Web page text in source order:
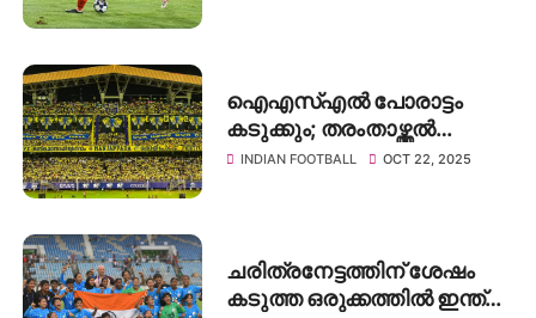
ഐഎസ്എൽ പോരാട്ടം
കടുക്കും; തരംതാഴ്ത്തൽ
വരുന്നു
INDIAN FOOTBALL OCT 22, 2025
ചരിത്രനേട്ടത്തിന് ശേഷം
കടുത്ത ഒരുക്കത്തിൽ ഇന്ത്യ;